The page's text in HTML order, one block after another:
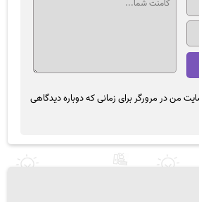
من در مرورگر برای زمانی که دوباره دیدگاهی